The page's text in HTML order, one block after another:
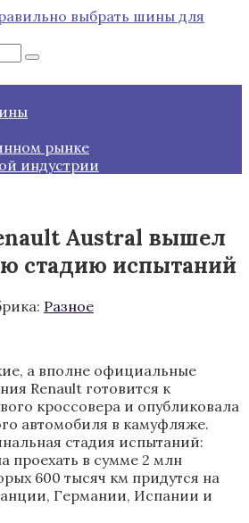
выбрать шины для
рынке
индустрии
Austral вышел
стадию испытаний
Разное
а вполне официальные
Renault готовится к
кроссовера и опубликовала
автомобиля в камуфляже.
стадия испытаний:
проехать в сумме 2 млн
600 тысяч км придутся на
Германии, Испании и